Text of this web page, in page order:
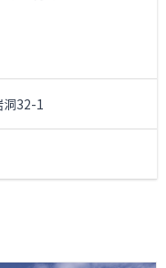
洞32-1